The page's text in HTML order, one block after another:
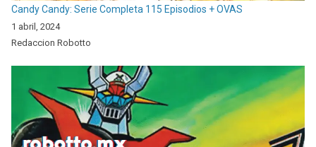
Candy Candy: Serie Completa 115 Episodios + OVAS
1 abril, 2024
Redaccion Robotto